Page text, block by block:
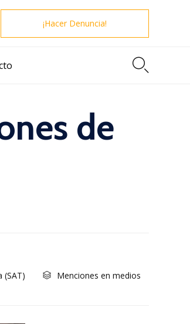
¡Hacer Denuncia!

de
(SAT)  Category
Menciones en medios